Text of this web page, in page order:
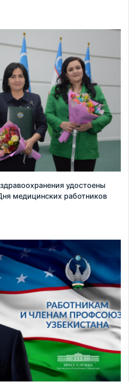
удостоены
медицинских работников